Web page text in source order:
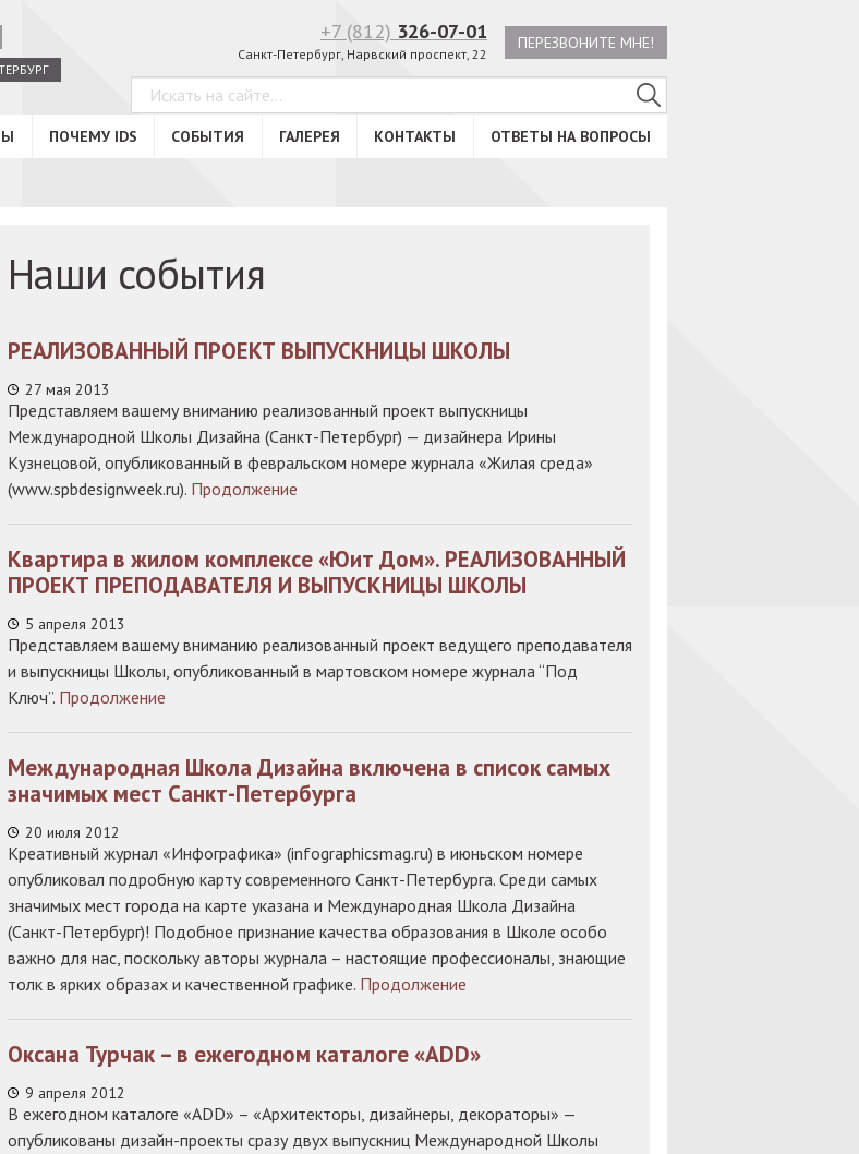
+7 (812) 326-07-01
Санкт-Петербург, Нарвский проспект, 22
ПЕРЕЗВОНИТЕ МНЕ!
ПОЧЕМУ IDS СОБЫТИЯ ГАЛЕРЕЯ КОНТАКТЫ ОТВЕТЫ НА ВОПРОСЫ
Наши события
РЕАЛИЗОВАННЫЙ ПРОЕКТ ВЫПУСКНИЦЫ ШКОЛЫ
27 мая 2013
Представляем вашему вниманию реализованный проект выпускницы
Международной Школы Дизайна (Санкт-Петербург) — дизайнера Ирины
Кузнецовой, опубликованный в февральском номере журнала «Жилая среда»
(www.spbdesignweek.ru). Продолжение
Квартира в жилом комплексе «Юит Дом». РЕАЛИЗОВАННЫЙ
ПРОЕКТ ПРЕПОДАВАТЕЛЯ И ВЫПУСКНИЦЫ ШКОЛЫ
5 апреля 2013
Представляем вашему вниманию реализованный проект ведущего преподавателя
и выпускницы Школы, опубликованный в мартовском номере журнала “Под
Ключ”. Продолжение
Международная Школа Дизайна включена в список самых
значимых мест Санкт-Петербурга
20 июля 2012
Креативный журнал «Инфографика» (infographicsmag.ru) в июньском номере
опубликовал подробную карту современного Санкт-Петербурга. Среди самых
значимых мест города на карте указана и Международная Школа Дизайна
(Санкт-Петербург)! Подобное признание качества образования в Школе особо
важно для нас, поскольку авторы журнала – настоящие профессионалы, знающие
толк в ярких образах и качественной графике. Продолжение
Оксана Турчак – в ежегодном каталоге «ADD»
9 апреля 2012
В ежегодном каталоге «ADD» – «Архитекторы, дизайнеры, декораторы» —
опубликованы дизайн-проекты сразу двух выпускниц Международной Школы